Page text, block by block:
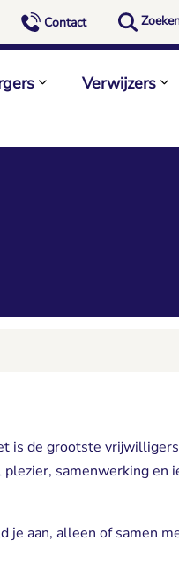
Contact
Verwijzers
is de grootste
samenwerking en
je aan, alleen of samen